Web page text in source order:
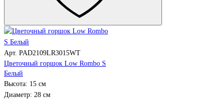
Арт. PAD2109LR3015WT
Цветочный горшок Low Rombo S
Белый
Высота: 15 см
Диаметр: 28 см